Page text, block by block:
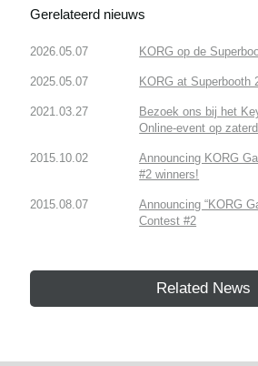
Gerelateerd nieuws
2026.05.07 KORG op de
2025.05.07 KORG at Superbooth
2021.03.27
Bezoek ons bij het
Online-event op
2015.10.02
Announcing KORG
#2 winners!
2015.08.07
Announcing “KORG
Contest #2
Related News